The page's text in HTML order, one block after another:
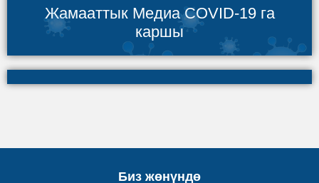
Жамааттык Медиа COVID-19 га
каршы
Биз жөнүндө